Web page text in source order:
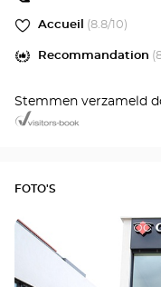
Accueil (8.8/10)
Recommandation (
Stemmen verzameld
FOTO'S